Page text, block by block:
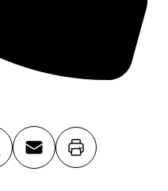
Email Imprimer